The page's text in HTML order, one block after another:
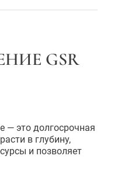
GSR
— это долгосрочная
в глубину,
и позволяет